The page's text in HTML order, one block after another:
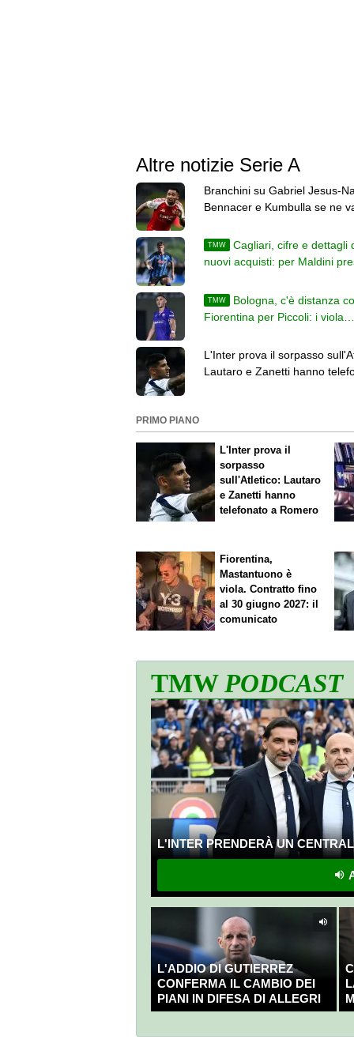
Altre notizie Serie A
Branchini su Gabriel Jesus-
Bennacer e Kumbulla se ne
TMW
Cagliari, cifre e dettagli
nuovi acquisti: per Maldini
TMW
Bologna, c'è distanza
Fiorentina per Piccoli: i viola
L'Inter prova il sorpasso
Lautaro e Zanetti hanno
PRIMO PIANO
L'Inter prova il
sorpasso
sull'Atletico: Lautaro
e Zanetti hanno
telefonato a Romero
Fiorentina,
Mastantuono è
viola. Contratto fino
al 30 giugno 2027: il
comunicato
TMWPODCAST
L'INTER PRENDERÀ UN
L'ADDIO DI GUTIERREZ
CONFERMA IL CAMBIO DEI
PIANI IN DIFESA DI ALLEGRI